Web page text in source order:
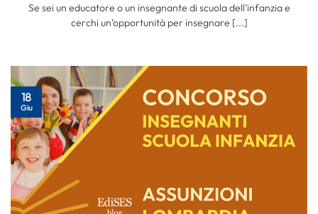
Se sei un educatore o un insegnante di scuola dell’infanzia e
cerchi un’opportunità per insegnare [...]
18
Giu